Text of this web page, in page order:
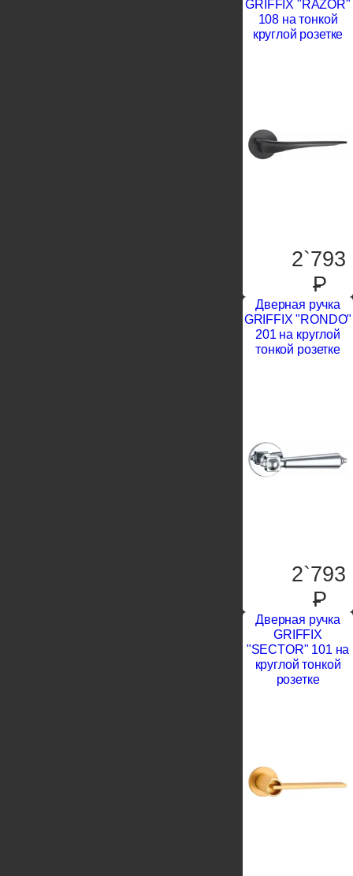
GRIFFIX "RAZOR"
108 на тонкой
круглой розетке
2`793
P
Дверная ручка
GRIFFIX "RONDO"
201 на круглой
тонкой розетке
2`793
P
Дверная ручка
GRIFFIX
"SECTOR" 101 на
круглой тонкой
розетке